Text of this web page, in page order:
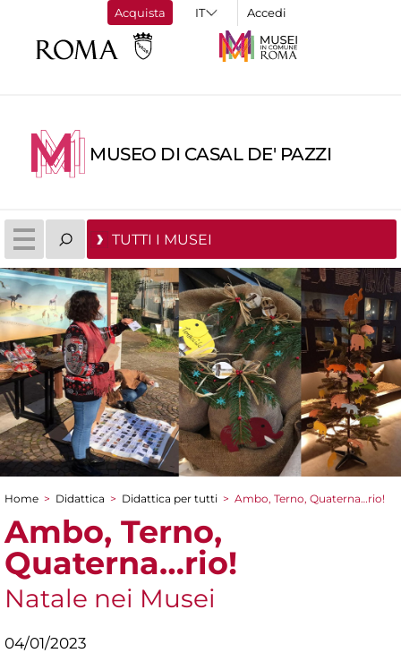
Acquista Accedi
MUSEO DI CASAL DE' PAZZI
TUTTI I MUSEI
Tu sei qui
Home > Didattica > Didattica per tutti > Ambo, Terno, Quaterna…rio!
Ambo, Terno,
Quaterna…rio!
Natale nei Musei
04/01/2023